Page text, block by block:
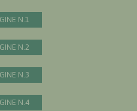
N.1
N.2
N.3
N.4